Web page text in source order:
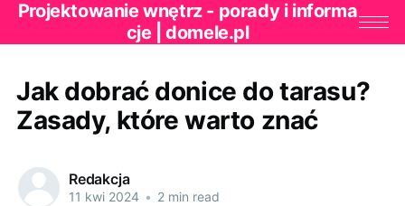
Projektowanie wnętrz - porady i informa
cje | domele.pl
Jak dobrać donice do tarasu?
Zasady, które warto znać
Redakcja
11 kwi 2024 • 2 min read